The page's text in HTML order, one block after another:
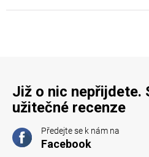
Již o nic nepřijdete.
užitečné recenze
Předejte se k nám na
Facebook